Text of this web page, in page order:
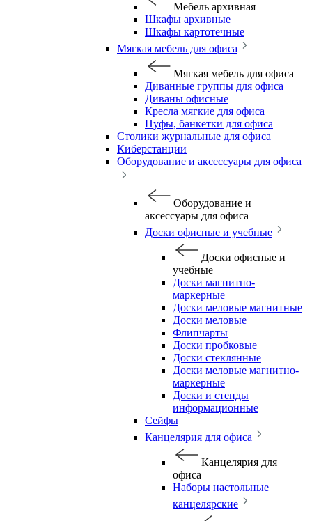
Мебель архивная
Шкафы архивные
Шкафы картотечные
Мягкая мебель для офиса
Мягкая мебель для офиса
Диванные группы для офиса
Диваны офисные
Кресла мягкие для офиса
Пуфы, банкетки для офиса
Столики журнальные для офиса
Киберстанции
Оборудование и аксессуары для офиса
Оборудование и
аксессуары для офиса
Доски офисные и учебные
Доски офисные и
учебные
Доски магнитно-
маркерные
Доски меловые магнитные
Доски меловые
Флипчарты
Доски пробковые
Доски стеклянные
Доски меловые магнитно-
маркерные
Доски и стенды
информационные
Сейфы
Канцелярия для офиса
Канцелярия для
офиса
Наборы настольные
канцелярские